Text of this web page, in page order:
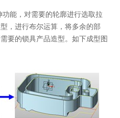
能，对需要的轮廓进行选取拉
，进行布尔运算，将多余的部
要的锁具产品造型。如下成型图